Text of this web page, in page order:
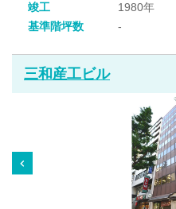
竣工
1980年
基準階坪数
-
三和産工ビル